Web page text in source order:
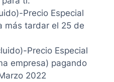
Precio Especial
más tardar el 25 de
Precio Especial
empresa) pagando
2022